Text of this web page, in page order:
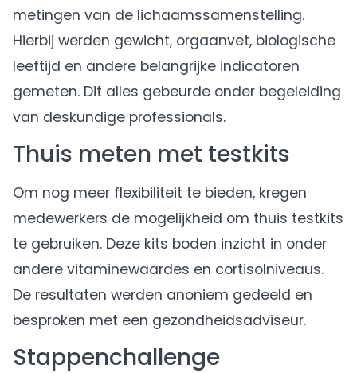
metingen van de lichaamssamenstelling.
Hierbij werden gewicht, orgaanvet, biologische
leeftijd en andere belangrijke indicatoren
gemeten. Dit alles gebeurde onder begeleiding
van deskundige professionals.
Thuis meten met testkits
Om nog meer flexibiliteit te bieden, kregen
medewerkers de mogelijkheid om thuis testkits
te gebruiken. Deze kits boden inzicht in onder
andere vitaminewaardes en cortisolniveaus.
De resultaten werden anoniem gedeeld en
besproken met een gezondheidsadviseur.
Stappenchallenge